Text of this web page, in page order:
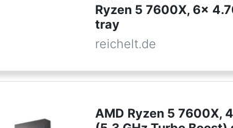
Ryzen 5 7600X, 6x
tray
reichelt.de
AMD Ryzen 5 7600X,